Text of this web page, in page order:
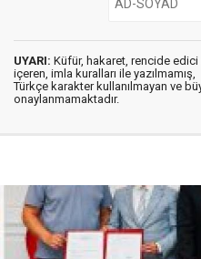
UYARI: Küfür, hakaret, rencide edici
içeren, imla kuralları ile yazılmamış,
Türkçe karakter kullanılmayan ve
onaylanmamaktadır.